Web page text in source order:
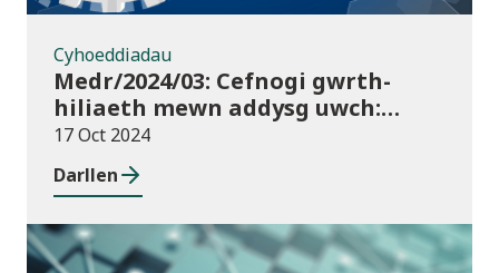
Cyhoeddiadau
Medr/2024/03: Cefnogi gwrth-
hiliaeth mewn addysg uwch:
canllawiau a dyraniadau 2024/25
17 Oct 2024
Darllen